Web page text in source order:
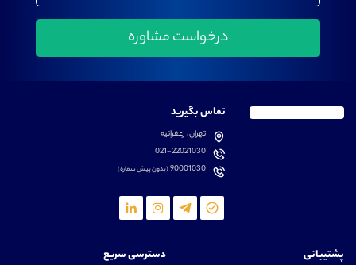
تماس بگیرید
تهران، زعفرانیه
021-22021030
90001030(بدون پیش شماره)
پشتیبانی دسترسی سریع